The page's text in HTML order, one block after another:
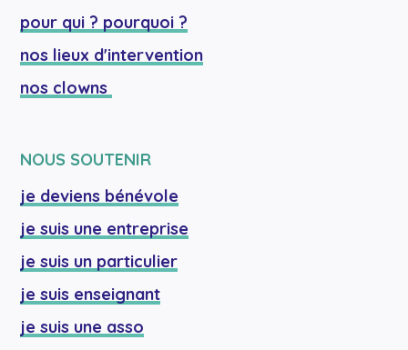
pour qui ? pourquoi ?
nos lieux d'intervention
nos clowns
NOUS SOUTENIR
je deviens bénévole
je suis une entreprise
je suis un particulier
je suis enseignant
je suis une asso